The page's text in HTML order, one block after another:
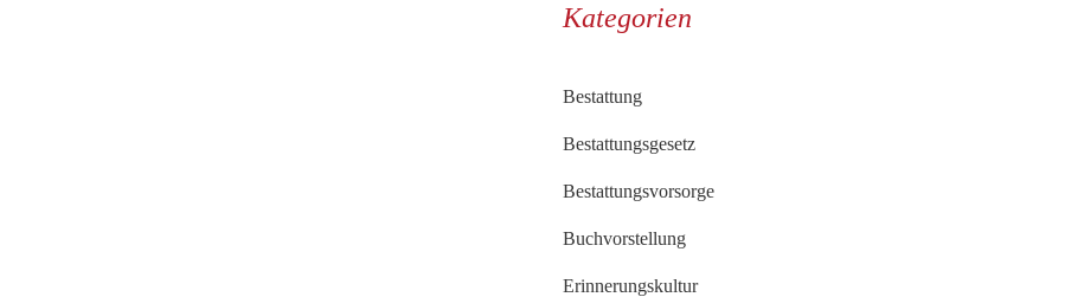
Kategorien
Bestattung
Bestattungsgesetz
Bestattungsvorsorge
Buchvorstellung
Erinnerungskultur